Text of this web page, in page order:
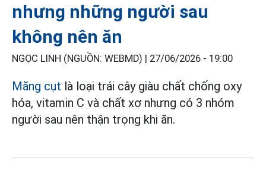
nhưng những người sau
không nên ăn
NGỌC LINH (NGUỒN: WEBMD) | 27/06/2026 - 19:00
Măng cụt là loại trái cây giàu chất chống oxy
hóa, vitamin C và chất xơ nhưng có 3 nhóm
người sau nên thận trọng khi ăn.